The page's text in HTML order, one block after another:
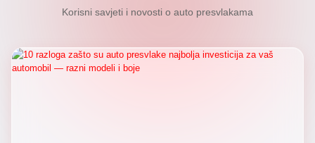
Korisni savjeti i novosti o auto presvlakama